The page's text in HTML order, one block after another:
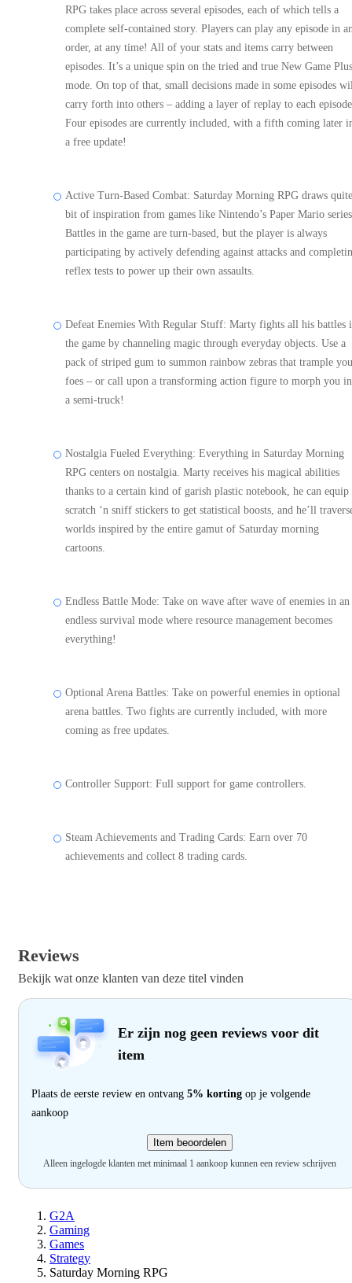
RPG takes place across several episodes, each of which tells a
complete self-contained story. Players can play any episode in
order, at any time! All of your stats and items carry between
episodes. It’s a unique spin on the tried and true New Game Plus
mode. On top of that, small decisions made in some episodes
carry forth into others – adding a layer of replay to each
Four episodes are currently included, with a fifth coming later
a free update!
Active Turn-Based Combat: Saturday Morning RPG draws
bit of inspiration from games like Nintendo’s Paper Mario
Battles in the game are turn-based, but the player is always
participating by actively defending against attacks and
reflex tests to power up their own assaults.
Defeat Enemies With Regular Stuff: Marty fights all his battles
the game by channeling magic through everyday objects. Use a
pack of striped gum to summon rainbow zebras that trample
foes – or call upon a transforming action figure to morph you
a semi-truck!
Nostalgia Fueled Everything: Everything in Saturday Morning
RPG centers on nostalgia. Marty receives his magical abilities
thanks to a certain kind of garish plastic notebook, he can equip
scratch ‘n sniff stickers to get statistical boosts, and he’ll
worlds inspired by the entire gamut of Saturday morning
cartoons.
Endless Battle Mode: Take on wave after wave of enemies in an
endless survival mode where resource management becomes
everything!
Optional Arena Battles: Take on powerful enemies in optional
arena battles. Two fights are currently included, with more
coming as free updates.
Controller Support: Full support for game controllers.
Steam Achievements and Trading Cards: Earn over 70
achievements and collect 8 trading cards.
Reviews
Bekijk wat onze klanten van deze titel vinden
Er zijn nog geen reviews voor dit
item
Plaats de eerste review en ontvang 5% korting op je volgende
aankoop
Item beoordelen
Alleen ingelogde klanten met minimaal 1 aankoop kunnen een review schrijven
G2A
Gaming
Games
Strategy
Saturday Morning RPG